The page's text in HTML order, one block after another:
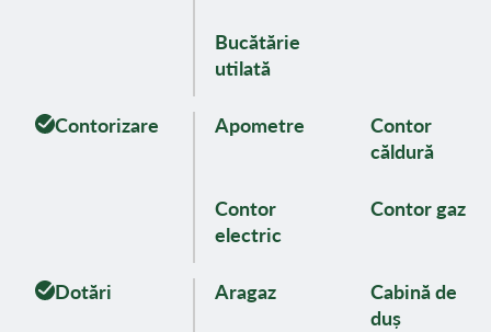
Bucătărie
utilată
Contorizare Apometre
Contor
căldură
Contor
electric
Contor gaz
Dotări Aragaz
Cabină de
duș